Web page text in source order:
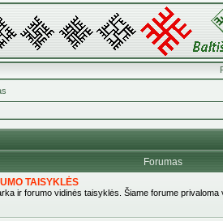
Forumas
TAISYKLĖS
ir forumo vidinės taisyklės. Šiame forume